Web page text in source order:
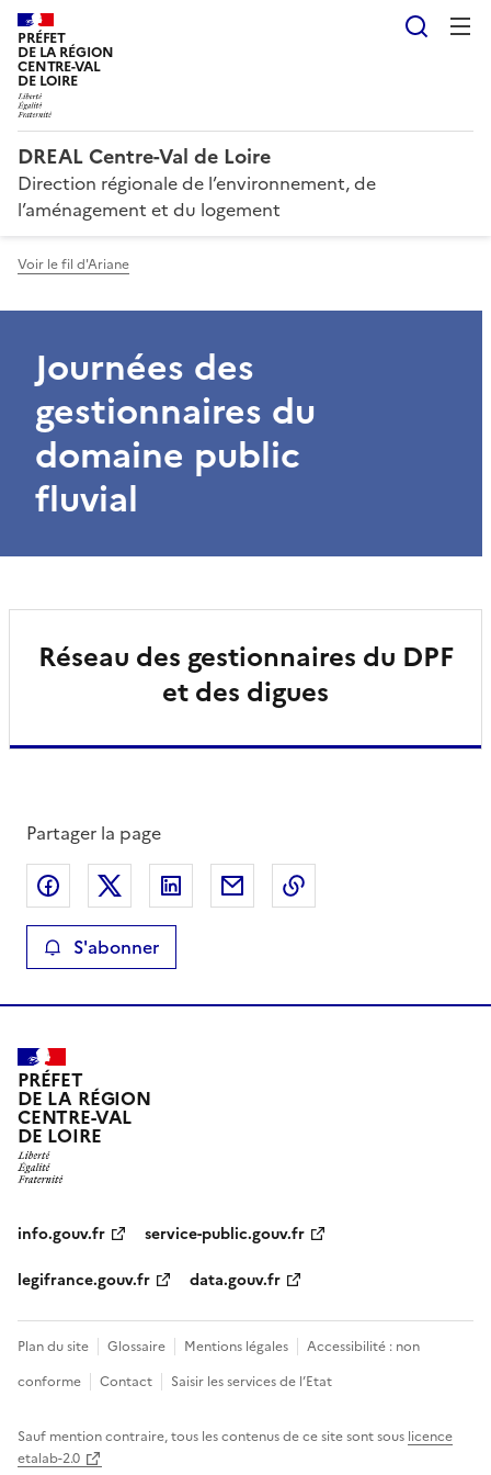
PRÉFET
DE LA RÉGION
CENTRE-VAL
DE LOIRE
DREAL Centre-Val de Loire
Direction régionale de l’environnement, de
l’aménagement et du logement
Voir le fil d'Ariane
Journées des
gestionnaires du
domaine public
fluvial
Réseau des gestionnaires du DPF
et des digues
Partager la page
Partager sur Facebook
Partager sur XPartager sur LinkedIn
Partager par email
S'abonner
PRÉFET
DE LA RÉGION
CENTRE-VAL
DE LOIRE
info.gouv.fr
service-public.gouv.fr
legifrance.gouv.fr
data.gouv.fr
Plan du site Glossaire Mentions légales
Accessibilité : non
conforme
Contact Saisir les services de l’Etat
Sauf mention contraire, tous les contenus de ce site sont sous licence
etalab-2.0